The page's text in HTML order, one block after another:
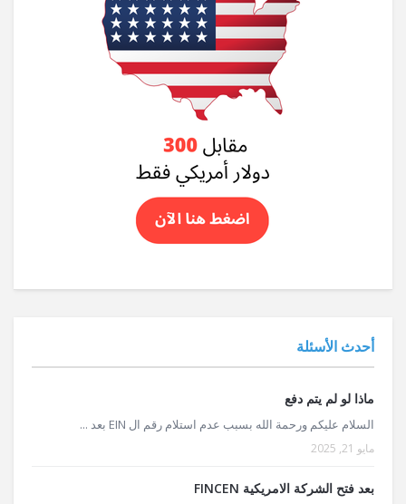
أحدث الأسئلة
ماذا لو لم يتم دفع
السلام عليكم ورحمة الله بسبب عدم استلام رقم ال EIN بعد ...
مايو 21, 2025
بعد فتح الشركة الامريكية FINCEN